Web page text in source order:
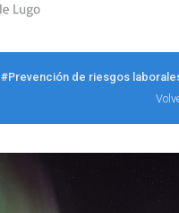
#Prevención de riesgos